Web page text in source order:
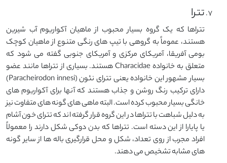
تترا
تتراها که یک گروه بسیار محبوب از ماهیان آکواریوم آب شیرین
هستند، عموماً به گروهی با تیپ های رنگی متنوع از ماهیان کوچک
بومی آفریقا، آمریکای مرکزی و آمریکای جنوبی گفته می شود که
متعلق به خانواده Characidae هستند. بسیاری از تتراها مانند عضو
بسیار مشهور این خانواده یعنی تترای نئون (Paracheirodon innesi)
دارای ترکیب رنگ روشن و جذاب هستند که آنها برای آکواریوم های
خانگی بسیار محبوب کرده است. البته ماهی های گونه های متفاوت نیز
به دلیل شباهت با تتراها در این گروه قرار گرفته اند که تترای خون آشام
یا پایارا از این دسته است. تتراها که بدن دوکی شکل دارند را معمولاً
افراد مجرب از روی تعداد، شکل و محل قرارگیری باله ها از سایر گونه
های مشابه تشخیص می دهند.